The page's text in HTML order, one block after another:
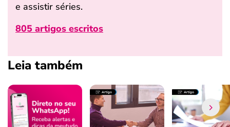
e assistir séries.
805 artigos escritos
Leia também